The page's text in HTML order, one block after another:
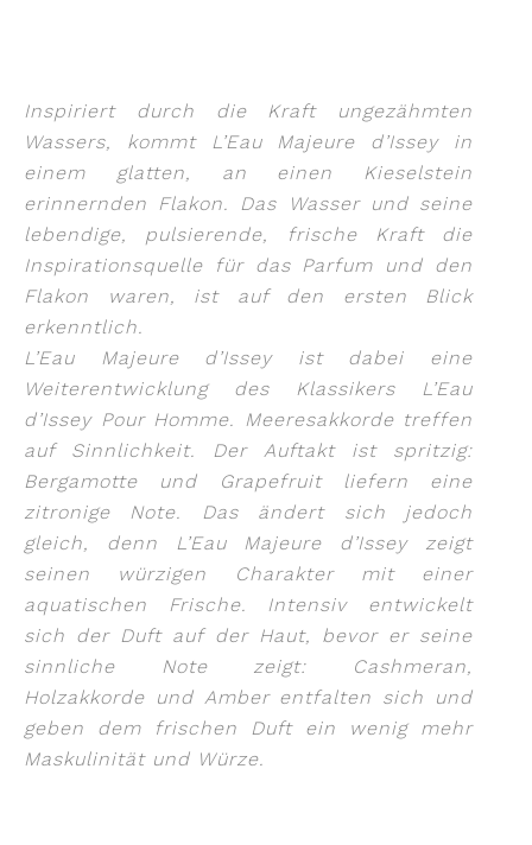
Inspiriert durch die Kraft ungezähmten
Wassers, kommt L’Eau Majeure d’Issey in
einem glatten, an einen Kieselstein
erinnernden Flakon. Das Wasser und seine
lebendige, pulsierende, frische Kraft die
Inspirationsquelle für das Parfum und den
Flakon waren, ist auf den ersten Blick
erkenntlich.
L’Eau Majeure d’Issey ist dabei eine
Weiterentwicklung des Klassikers L’Eau
d’Issey Pour Homme. Meeresakkorde treffen
auf Sinnlichkeit. Der Auftakt ist spritzig:
Bergamotte und Grapefruit liefern eine
zitronige Note. Das ändert sich jedoch
gleich, denn L’Eau Majeure d’Issey zeigt
seinen würzigen Charakter mit einer
aquatischen Frische. Intensiv entwickelt
sich der Duft auf der Haut, bevor er seine
sinnliche Note zeigt: Cashmeran,
Holzakkorde und Amber entfalten sich und
geben dem frischen Duft ein wenig mehr
Maskulinität und Würze.